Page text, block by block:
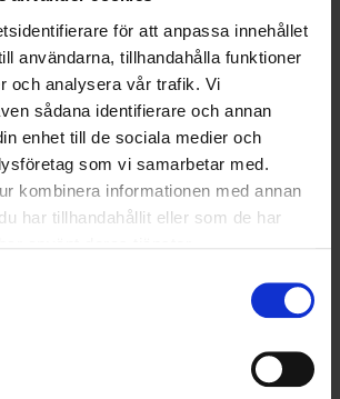
för att anpassa innehållet
användarna, tillhandahålla funktioner
och analysera vår trafik. Vi
sådana identifierare och annan
enhet till de sociala medier och
som vi samarbetar med.
kombinera informationen med annan
har tillhandahållit eller som de har
< 1 2 >